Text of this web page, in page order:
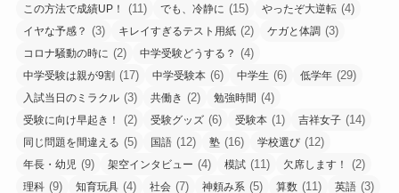
この方法で成績UP！ (11) でも、冷静に (15) やったぞ大逆転 (4)
イヤな予感？ (3) キレイすぎるテスト用紙 (2) ケガと体調 (3)
コロナ騒動の時に (2) 中学受験どうする？ (4)
中学受験は親が9割 (17) 中学受験本 (6) 中学生 (6) 低学年 (29)
入試当日のミラクル (3) 共働き (2) 勉強時間 (4)
受験に向け早起き！ (2) 受験グッズ (6) 受験本 (1) 吉祥女子 (14)
同じ問題を間違える (5) 国語 (12) 塾 (16) 学校選び (12)
年長・幼児 (9) 架空インタビュー (4) 模試 (11) 欠席します！ (2)
理科 (9) 知育玩具 (4) 社会 (7) 神頼み系 (5) 算数 (11) 英語 (3)